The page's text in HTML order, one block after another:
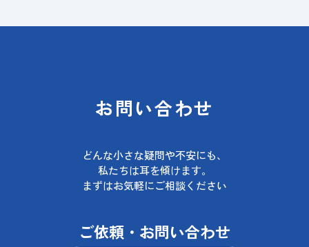
お問い合わせ
どんな小さな疑問や不安にも、
私たちは耳を傾けます。
まずはお気軽にご相談ください
ご依頼・お問い合わせ